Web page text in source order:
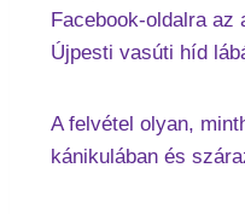
Facebook-oldalra az
Újpesti vasúti híd
A felvétel olyan,
kánikulában és